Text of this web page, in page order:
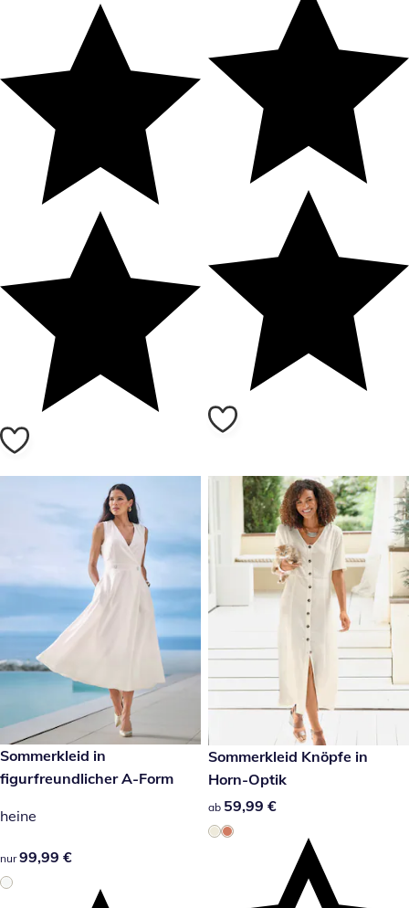
99,99 €
Sommerkleid in
figurfreundlicher A-Form
heine
99,99 €
nur 99,99 €
59,99 €
Sommerkleid Knöpfe in
Horn-Optik
59,99 €
ab 59,99 €